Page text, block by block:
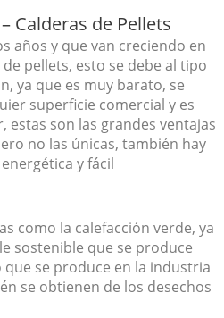
Calderas de Pellets
años y que van creciendo en
pellets, esto se debe al tipo
ya que es muy barato, se
superficie comercial y es
estas son las grandes ventajas
no las únicas, también hay
y fácil
como la calefacción verde, ya
sostenible que se produce
se produce en la industria
se obtienen de los desechos